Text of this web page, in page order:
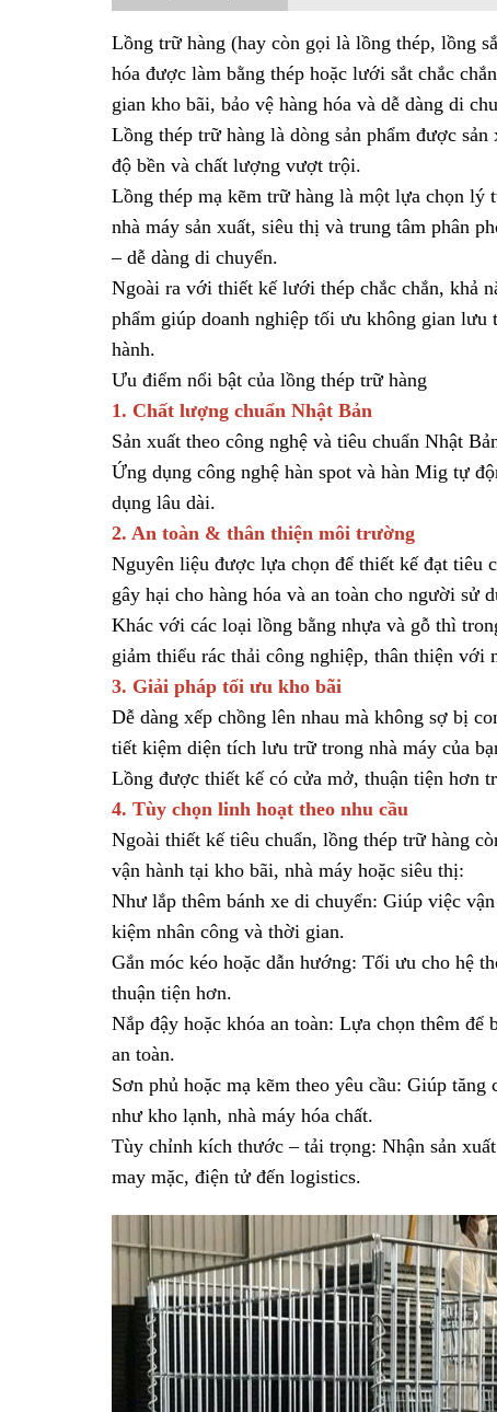
Lồng trữ hàng (hay còn gọi là lồng thép, lồng
hóa được làm bằng thép hoặc lưới sắt chắc
gian kho bãi, bảo vệ hàng hóa và dễ dàng di
Lồng thép trữ hàng là dòng sản phẩm được
độ bền và chất lượng vượt trội.
Lồng thép mạ kẽm trữ hàng là một lựa chọn lý
nhà máy sản xuất, siêu thị và trung tâm phân
– dễ dàng di chuyển.
Ngoài ra với thiết kế lưới thép chắc chắn, khả
phẩm giúp doanh nghiệp tối ưu không gian
hành.
Ưu điểm nổi bật của lồng thép trữ hàng
1. Chất lượng chuẩn Nhật Bản
Sản xuất theo công nghệ và tiêu chuẩn Nhật
Ứng dụng công nghệ hàn spot và hàn Mig tự
dụng lâu dài.
2. An toàn & thân thiện môi trường
Nguyên liệu được lựa chọn để thiết kế đạt tiêu
gây hại cho hàng hóa và an toàn cho người sử
Khác với các loại lồng bằng nhựa và gỗ thì
giảm thiểu rác thải công nghiệp, thân thiện với
3. Giải pháp tối ưu kho bãi
Dễ dàng xếp chồng lên nhau mà không sợ bị
tiết kiệm diện tích lưu trữ trong nhà máy của
Lồng được thiết kế có cửa mở, thuận tiện hơn
4. Tùy chọn linh hoạt theo nhu cầu
Ngoài thiết kế tiêu chuẩn, lồng thép trữ hàng
vận hành tại kho bãi, nhà máy hoặc siêu thị:
Như lắp thêm bánh xe di chuyển: Giúp việc
kiệm nhân công và thời gian.
Gắn móc kéo hoặc dẫn hướng: Tối ưu cho hệ
thuận tiện hơn.
Nắp đậy hoặc khóa an toàn: Lựa chọn thêm
an toàn.
Sơn phủ hoặc mạ kẽm theo yêu cầu: Giúp
như kho lạnh, nhà máy hóa chất.
Tùy chỉnh kích thước – tải trọng: Nhận sản
may mặc, điện tử đến logistics.